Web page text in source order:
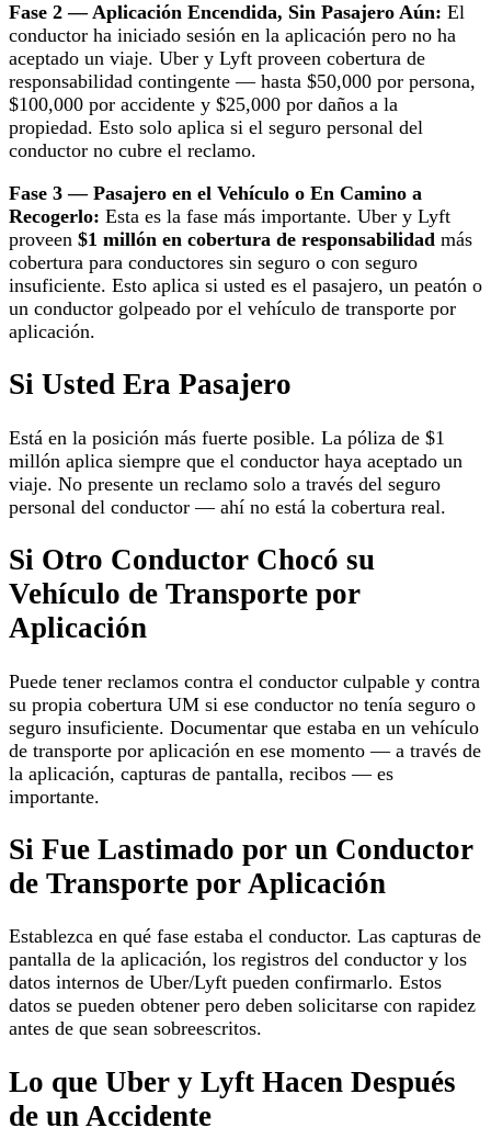
Fase 2 — Aplicación Encendida, Sin Pasajero Aún: El
conductor ha iniciado sesión en la aplicación pero no ha
aceptado un viaje. Uber y Lyft proveen cobertura de
responsabilidad contingente — hasta $50,000 por persona,
$100,000 por accidente y $25,000 por daños a la
propiedad. Esto solo aplica si el seguro personal del
conductor no cubre el reclamo.
Fase 3 — Pasajero en el Vehículo o En Camino a
Recogerlo: Esta es la fase más importante. Uber y Lyft
proveen $1 millón en cobertura de responsabilidad más
cobertura para conductores sin seguro o con seguro
insuficiente. Esto aplica si usted es el pasajero, un peatón o
un conductor golpeado por el vehículo de transporte por
aplicación.
Si Usted Era Pasajero
Está en la posición más fuerte posible. La póliza de $1
millón aplica siempre que el conductor haya aceptado un
viaje. No presente un reclamo solo a través del seguro
personal del conductor — ahí no está la cobertura real.
Si Otro Conductor Chocó su
Vehículo de Transporte por
Aplicación
Puede tener reclamos contra el conductor culpable y contra
su propia cobertura UM si ese conductor no tenía seguro o
seguro insuficiente. Documentar que estaba en un vehículo
de transporte por aplicación en ese momento — a través de
la aplicación, capturas de pantalla, recibos — es
importante.
Si Fue Lastimado por un Conductor
de Transporte por Aplicación
Establezca en qué fase estaba el conductor. Las capturas de
pantalla de la aplicación, los registros del conductor y los
datos internos de Uber/Lyft pueden confirmarlo. Estos
datos se pueden obtener pero deben solicitarse con rapidez
antes de que sean sobreescritos.
Lo que Uber y Lyft Hacen Después
de un Accidente